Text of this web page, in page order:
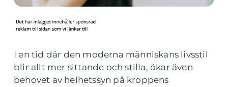
I en tid där den moderna människans livsstil
blir allt mer sittande och stilla, ökar även
behovet av helhetssyn på kroppens